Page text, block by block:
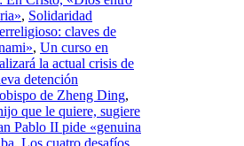
, Solidaridad
claves de
, Un curso en
la actual crisis de
detención
de Zheng Ding,
que le quiere, sugiere
Pablo II pide «genuina
, Los cuatro desafíos